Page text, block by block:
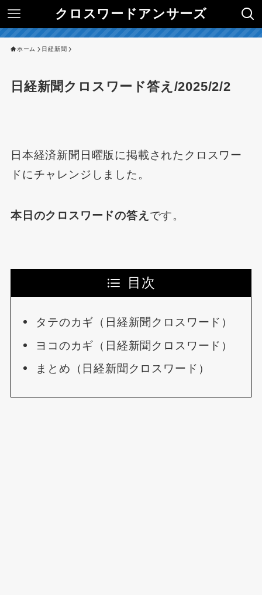
クロスワードアンサーズ
ホーム 日経新聞
日経新聞クロスワード答え/2025/2/2
日本経済新聞日曜版に掲載されたクロスワー
ドにチャレンジしました。
本日のクロスワードの答え です。
目次
タテのカギ（日経新聞クロスワード）
ヨコのカギ（日経新聞クロスワード）
まとめ（日経新聞クロスワード）